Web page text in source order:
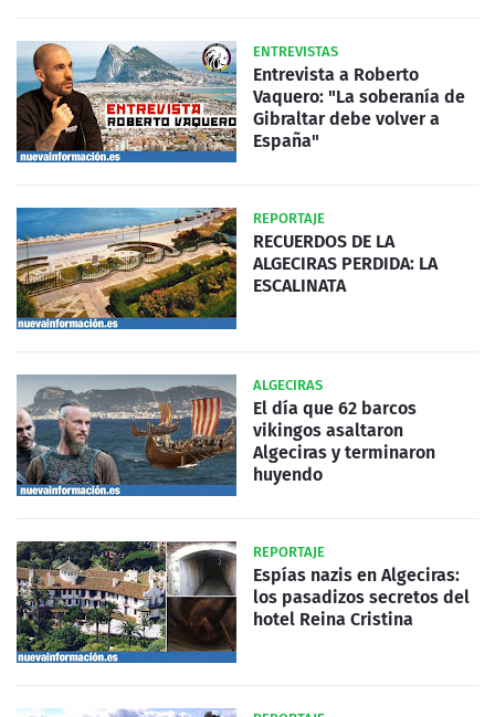
ENTREVISTAS
Entrevista a Roberto
Vaquero: "La soberanía de
Gibraltar debe volver a
España"
REPORTAJE
RECUERDOS DE LA
ALGECIRAS PERDIDA: LA
ESCALINATA
ALGECIRAS
El día que 62 barcos
vikingos asaltaron
Algeciras y terminaron
huyendo
REPORTAJE
Espías nazis en Algeciras:
los pasadizos secretos del
hotel Reina Cristina